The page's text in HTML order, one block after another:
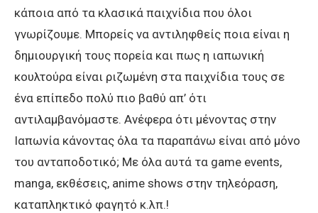
κάποια από τα κλασικά παιχνίδια που όλοι
γνωρίζουμε. Μπορείς να αντιληφθείς ποια είναι η
δημιουργική τους πορεία και πως η ιαπωνική
κουλτούρα είναι ριζωμένη στα παιχνίδια τους σε
ένα επίπεδο πολύ πιο βαθύ απ’ ότι
αντιλαμβανόμαστε. Ανέφερα ότι μένοντας στην
Ιαπωνία κάνοντας όλα τα παραπάνω είναι από μόνο
του ανταποδοτικό; Με όλα αυτά τα game events,
manga, εκθέσεις, anime shows στην τηλεόραση,
καταπληκτικό φαγητό κ.λπ.!